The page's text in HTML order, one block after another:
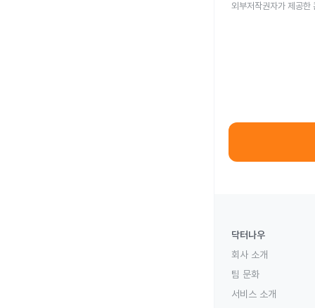
외부저작권자가 제공한
닥터나우
회사 소개
팀 문화
서비스 소개